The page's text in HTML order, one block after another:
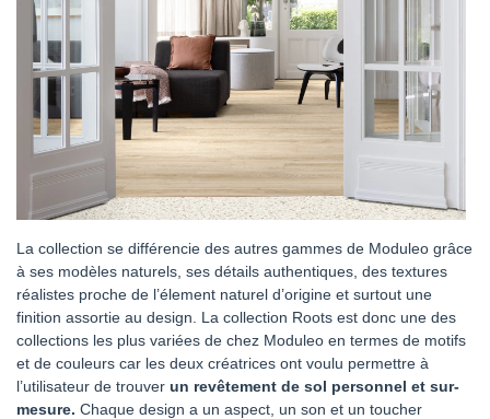
La collection se différencie des autres gammes de Moduleo grâce
à ses modèles naturels, ses détails authentiques, des textures
réalistes proche de l’élement naturel d’origine et surtout une
finition assortie au design. La collection Roots est donc une des
collections les plus variées de chez Moduleo en termes de motifs
et de couleurs car les deux créatrices ont voulu permettre à
l’utilisateur de trouver un revêtement de sol personnel et sur-
mesure. Chaque design a un aspect, un son et un toucher